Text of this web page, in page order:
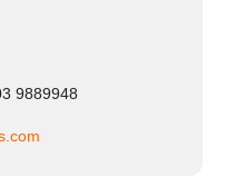
9889948